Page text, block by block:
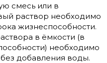
смесь или в
раствор необходимо
жизнеспособности.
в ёмкости (в
необходимо
добавления воды.